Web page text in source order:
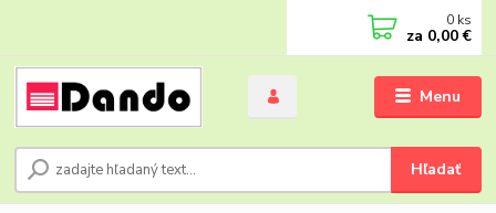
Menu
Hľadať
0 ks
za 0,00 €